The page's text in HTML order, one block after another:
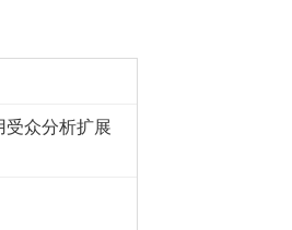
受众分析扩展